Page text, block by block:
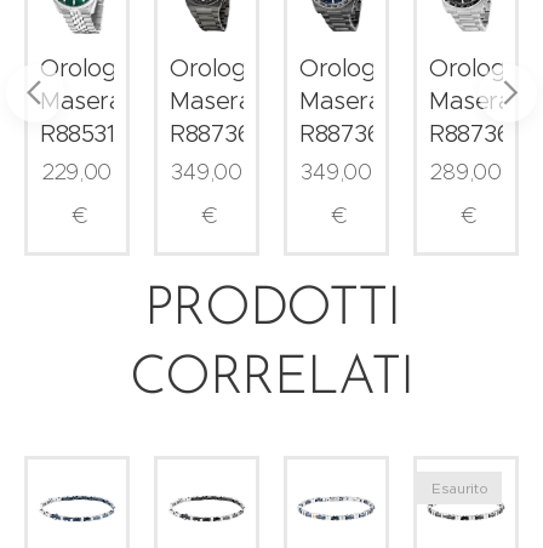
Orologio
Maserati
R8853151023
229,00
€
Orologio
Maserati
R8873653006
349,00
€
Orologio
Maserati
R8873652015
349,00
€
Orologio
Maserati
289,00
€
PRODOTTI
CORRELATI
Esaurito